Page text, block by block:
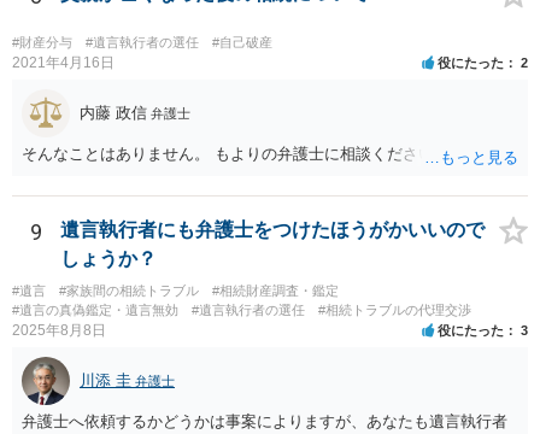
#財産分与 #遺言執行者の選任 #自己破産
2021年4月16日 役にたった 2
内藤 政信 弁護士
そんなことはありません。 もよりの弁護士に相談ください。
9
遺言執行者にも弁護士をつけたほうがかいいので
しょうか？
#遺言 #家族間の相続トラブル
#相続財産調査・鑑定
#遺言の真偽鑑定・遺言無効
#遺言執行者の選任 #相続トラブルの代理交渉
2025年8月8日 役にたった 3
川添 圭 弁護士
弁護士へ依頼するかどうかは事案によりますが、あなたも遺言執行者